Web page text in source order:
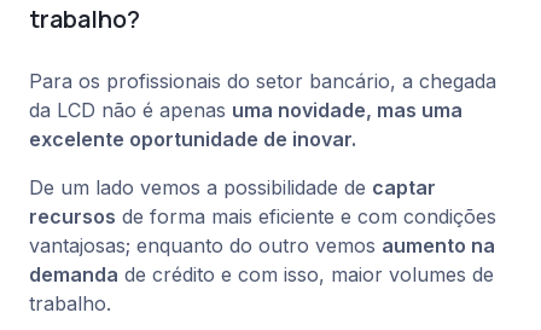
trabalho?
Para os profissionais do setor bancário, a chegada
da LCD não é apenas uma novidade, mas uma
excelente oportunidade de inovar.
De um lado vemos a possibilidade de captar
recursos de forma mais eficiente e com condições
vantajosas; enquanto do outro vemos aumento na
demanda de crédito e com isso, maior volumes de
trabalho.